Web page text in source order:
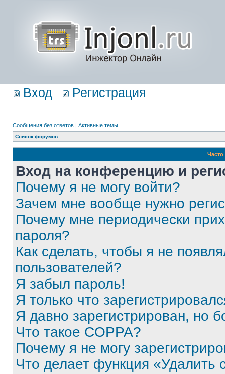
Вход Регистрация
Сообщения без ответов | Активные темы
Список форумов
Вход на конференцию и
Почему я не могу войти?
Зачем мне вообще нужно
Почему мне периодически
пароля?
Как сделать, чтобы я не
пользователей?
Я забыл пароль!
Я только что
Я давно зарегистрирован, но
Что такое COPPA?
Почему я не могу
Что делает функция «Удалить